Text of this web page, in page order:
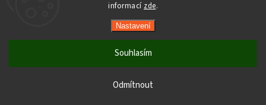
informací zde.
Nastavení
Odmítnout
Souhlasím
Copyright 2026Daniš Davaztechnik. Všechna práva